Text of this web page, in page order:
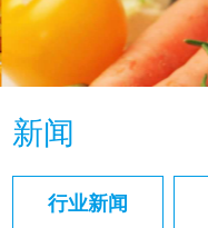
新闻
行业新闻